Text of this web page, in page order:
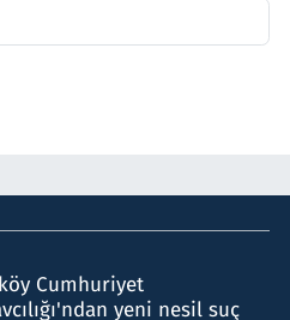
Cumhuriyet
yeni nesil suç